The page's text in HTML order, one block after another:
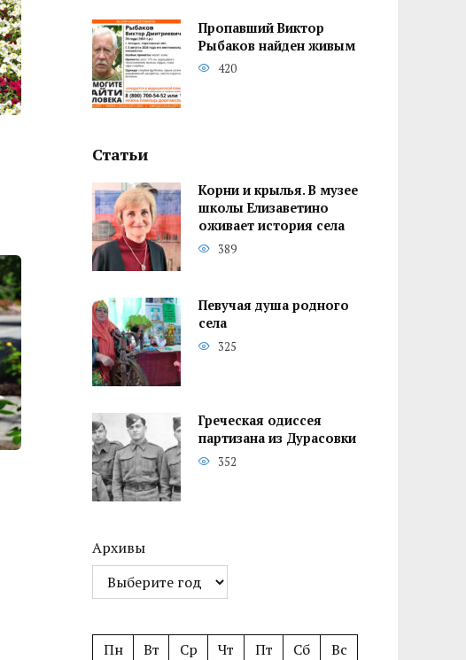
Пропавший Виктор
Рыбаков найден живым
420
Статьи
Корни и крылья. В музее
школы Елизаветино
оживает история села
389
Певучая душа родного
села
325
Греческая одиссея
партизана из Дурасовки
352
Архивы
Пн Вт Ср Чт Пт Сб
Вс